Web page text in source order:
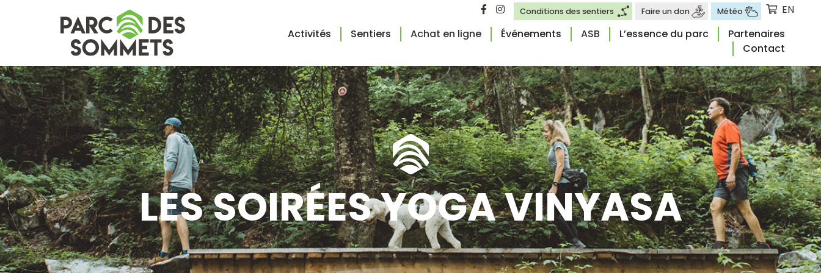
Conditions des sentiers Faire un don Météo
EN
Activités
Sentiers Achat en ligne Événements ASB L’essence du parc
Partenaires
Contact
LES SOIRÉES YOGA VINYASA